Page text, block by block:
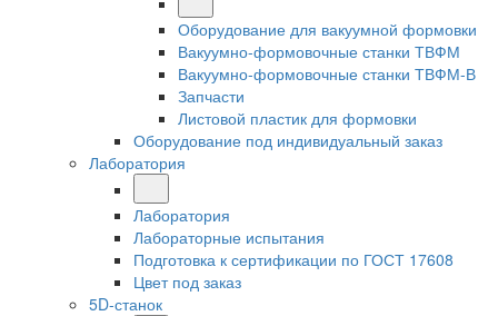
Оборудование для вакуумной формовки
Вакуумно-формовочные станки ТВФМ
Вакуумно-формовочные станки ТВФМ-В
Запчасти
Листовой пластик для формовки
Оборудование под индивидуальный заказ
Лаборатория
Лаборатория
Лабораторные испытания
Подготовка к сертификации по ГОСТ 17608
Цвет под заказ
5D-станок